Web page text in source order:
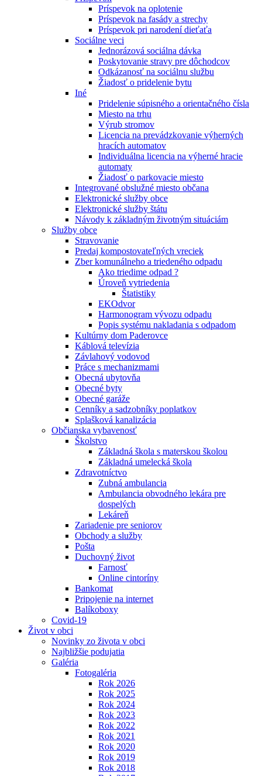
Príspevok na oplotenie
Príspevok na fasády a strechy
Príspevok pri narodení dieťaťa
Sociálne veci
Jednorázová sociálna dávka
Poskytovanie stravy pre dôchodcov
Odkázanosť na sociálnu službu
Žiadosť o pridelenie bytu
Iné
Pridelenie súpisného a orientačného čísla
Miesto na trhu
Výrub stromov
Licencia na prevádzkovanie výherných
hracích automatov
Individuálna licencia na výherné hracie
automaty
Žiadosť o parkovacie miesto
Integrované obslužné miesto občana
Elektronické služby obce
Elektronické služby štátu
Návody k základným životným situáciám
Služby obce
Stravovanie
Predaj kompostovateľných vreciek
Zber komunálneho a triedeného odpadu
Ako triedime odpad ?
Úroveň vytriedenia
Štatistiky
EKOdvor
Harmonogram vývozu odpadu
Popis systému nakladania s odpadom
Kultúrny dom Paderovce
Káblová televízia
Závlahový vodovod
Práce s mechanizmami
Obecná ubytovňa
Obecné byty
Obecné garáže
Cenníky a sadzobníky poplatkov
Splašková kanalizácia
Občianska vybavenosť
Školstvo
Základná škola s materskou školou
Základná umelecká škola
Zdravotníctvo
Zubná ambulancia
Ambulancia obvodného lekára pre
dospelých
Lekáreň
Zariadenie pre seniorov
Obchody a služby
Pošta
Duchovný život
Farnosť
Online cintoríny
Bankomat
Pripojenie na internet
Balíkoboxy
Covid-19
Život v obci
Novinky zo života v obci
Najbližšie podujatia
Galéria
Fotogaléria
Rok 2026
Rok 2025
Rok 2024
Rok 2023
Rok 2022
Rok 2021
Rok 2020
Rok 2019
Rok 2018